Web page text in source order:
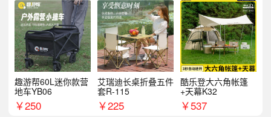
趣游帮60L迷你款营
地车YB06
￥250
艾瑞迪长桌折叠五件
套R-115
￥225
酷乐登大六角帐篷
+天幕K32
￥537